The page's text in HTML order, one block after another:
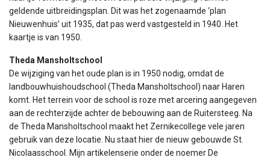
geldende uitbreidingsplan. Dit was het zogenaamde ‘plan
Nieuwenhuis’ uit 1935, dat pas werd vastgesteld in 1940. Het
kaartje is van 1950.
Theda Mansholtschool
De wijziging van het oude plan is in 1950 nodig, omdat de
landbouwhuishoudschool (Theda Mansholtschool) naar Haren
komt. Het terrein voor de school is roze met arcering aangegeven
aan de rechterzijde achter de bebouwing aan de Ruitersteeg. Na
de Theda Mansholtschool maakt het Zernikecollege vele jaren
gebruik van deze locatie. Nu staat hier de nieuw gebouwde St.
Nicolaasschool. Mijn artikelenserie onder de noemer De